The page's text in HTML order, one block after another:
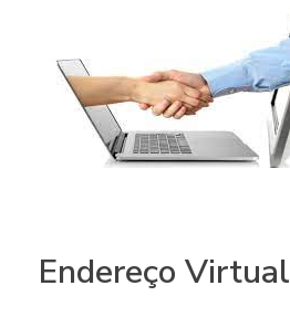
Endereço Virtual